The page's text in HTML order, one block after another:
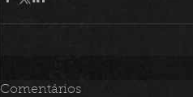
Comentários